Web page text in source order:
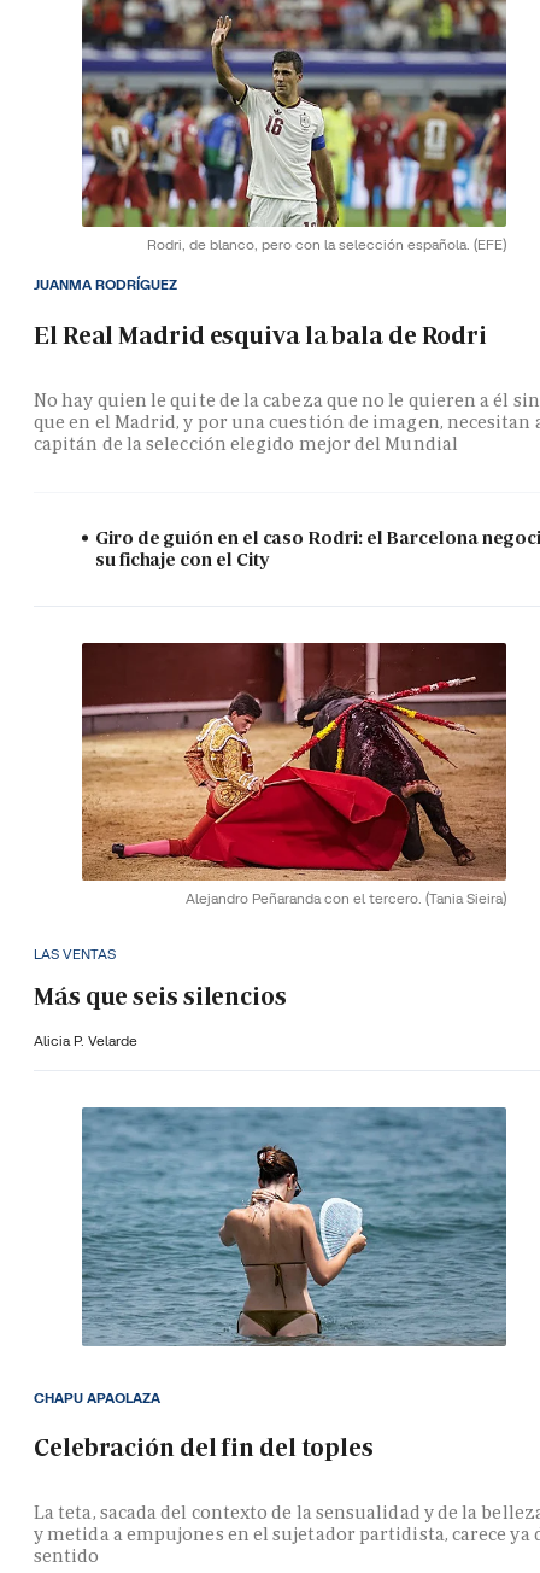
Rodri, de blanco, pero con la selección española. (EFE)
El Real Madrid esquiva la bala de Rodri
No hay quien le quite de la cabeza que no le quieren a él
que en el Madrid, y por una cuestión de imagen, necesitan
capitán de la selección elegido mejor del Mundial
JUANMA RODRÍGUEZ
Giro de guión en el caso Rodri: el Barcelona
su fichaje con el City
Alejandro Peñaranda con el tercero. (Tania Sieira)
LAS VENTAS
Más que seis silencios
Alicia P. Velarde
Celebración del fin del toples
La teta, sacada del contexto de la sensualidad y de la
y metida a empujones en el sujetador partidista, carece ya
sentido
CHAPU APAOLAZA